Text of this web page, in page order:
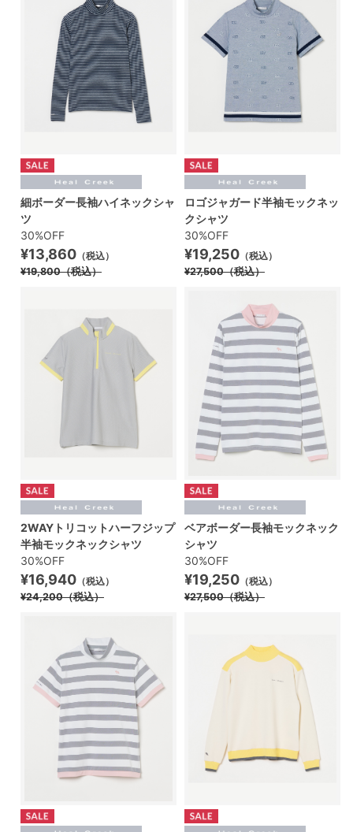
細ボーダー長袖ハイネックシャ
ツ
30%OFF
¥13,860 （税込）
¥19,800（税込）
ロゴジャガード半袖モックネッ
クシャツ
30%OFF
¥19,250 （税込）
¥27,500（税込）
2WAYトリコットハーフジップ
半袖モックネックシャツ
30%OFF
¥16,940 （税込）
¥24,200（税込）
ベアボーダー長袖モックネック
シャツ
30%OFF
¥19,250 （税込）
¥27,500（税込）